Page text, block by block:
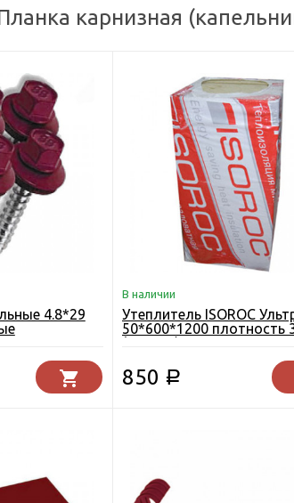
карнизная
4.8*29
В наличии
Утеплитель ISOROC
50*600*1200 плотность
(5.76 м2)
850 Р